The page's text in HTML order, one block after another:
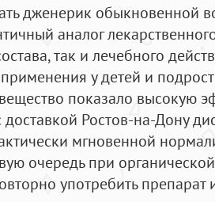
дженерик обыкновенной
аналог
так и лечебного
у детей и
показало высокую
доставкой Ростов-на-Дону
мгновенной
очередь при
употребить